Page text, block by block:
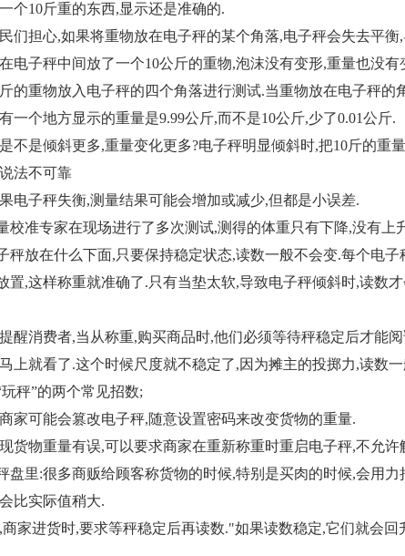
个10斤重的东西,显示还是准确的.
担心,如果将重物放在电子秤的某个角落,电子秤会失去平衡,
子秤中间放了一个10公斤的重物,泡沫没有变形,重量也没有
重物放入电子秤的四个角落进行测试.当重物放在电子秤的
一个地方显示的重量是9.99公斤,而不是10公斤,少了0.01公斤.
是倾斜更多,重量变化更多?电子秤明显倾斜时,把10斤的重量
法不可靠
子秤失衡,测量结果可能会增加或减少,但都是小误差.
校准专家在现场进行了多次测试,测得的体重只有下降,没有上
放在什么下面,只要保持稳定状态,读数一般不会变.每个电子
置,这样称重就准确了.只有当垫太软,导致电子秤倾斜时,读数
消费者,当从称重,购买商品时,他们必须等待秤稳定后才能阅
上就看了.这个时候尺度就不稳定了,因为摊主的投掷力,读数
”的两个常见招数;
可能会篡改电子秤,随意设置密码来改变货物的重量.
物重量有误,可以要求商家在重新称重时重启电子秤,不允许
里:很多商贩给顾客称货物的时候,特别是买肉的时候,会用力
比实际值稍大.
进货时,要求等秤稳定后再读数."如果读数稳定,它们就会回
仪器校准
仪器校准
确保量值